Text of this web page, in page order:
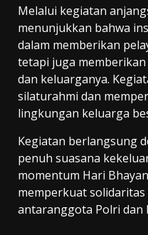
Melalui kegiatan
menunjukkan bahwa
dalam memberikan
tetapi juga
dan keluarganya.
silaturahmi dan
lingkungan keluarga
Kegiatan berlangsung
penuh suasana
momentum Hari
memperkuat
antaranggota Polri dan